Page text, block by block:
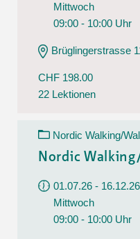
Mittwoch
09:00 - 10:00 Uhr
Brüglingerstrasse
CHF 198.00
22 Lektionen
Nordic Walking/
Nordic
01.07.26 - 16.12.26
Mittwoch
09:00 - 10:00 Uhr